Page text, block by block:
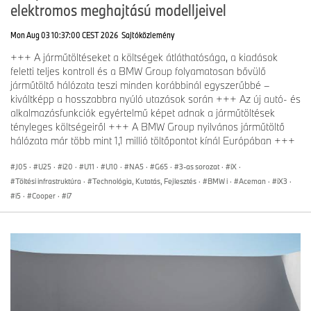
BMW 4-es sorozat
Teljesítmény
(kW / lóerő)
Üzemanyag-
fogyasztás (WLTP,
EnVKV)
(liter / 100 km)
BMW M440i xDrive Coupé
BMW M440i xDrive Cabrio 288 / 392 7,7
BMW M440i xDrive Gran
288 / 392 7,8
elektromos meghajtású modelljeivel
Mon Aug 03 10:37:00 CEST 2026 Sajtóközlemény
+++ A járműtöltéseket a költségek átláthatósága, a kiadások
feletti teljes kontroll és a BMW Group folyamatosan bővülő
járműtöltő hálózata teszi minden korábbinál egyszerűbbé –
kiváltképp a hosszabbra nyúló utazások során +++ Az új autó- és
alkalmazásfunkciók egyértelmű képet adnak a járműtöltések
tényleges költségeiről +++ A BMW Group nyilvános járműtöltő
hálózata már több mint 1,1 millió töltőpontot kínál Európában +++
J05 · U25 · i20 · U11 · U10 · NA5 · G65 · 3-as sorozat · iX ·
Töltési infrastruktúra · Technológia, Kutatás, Fejlesztés · BMW i · Aceman · iX3 ·
i5 · Cooper · i7